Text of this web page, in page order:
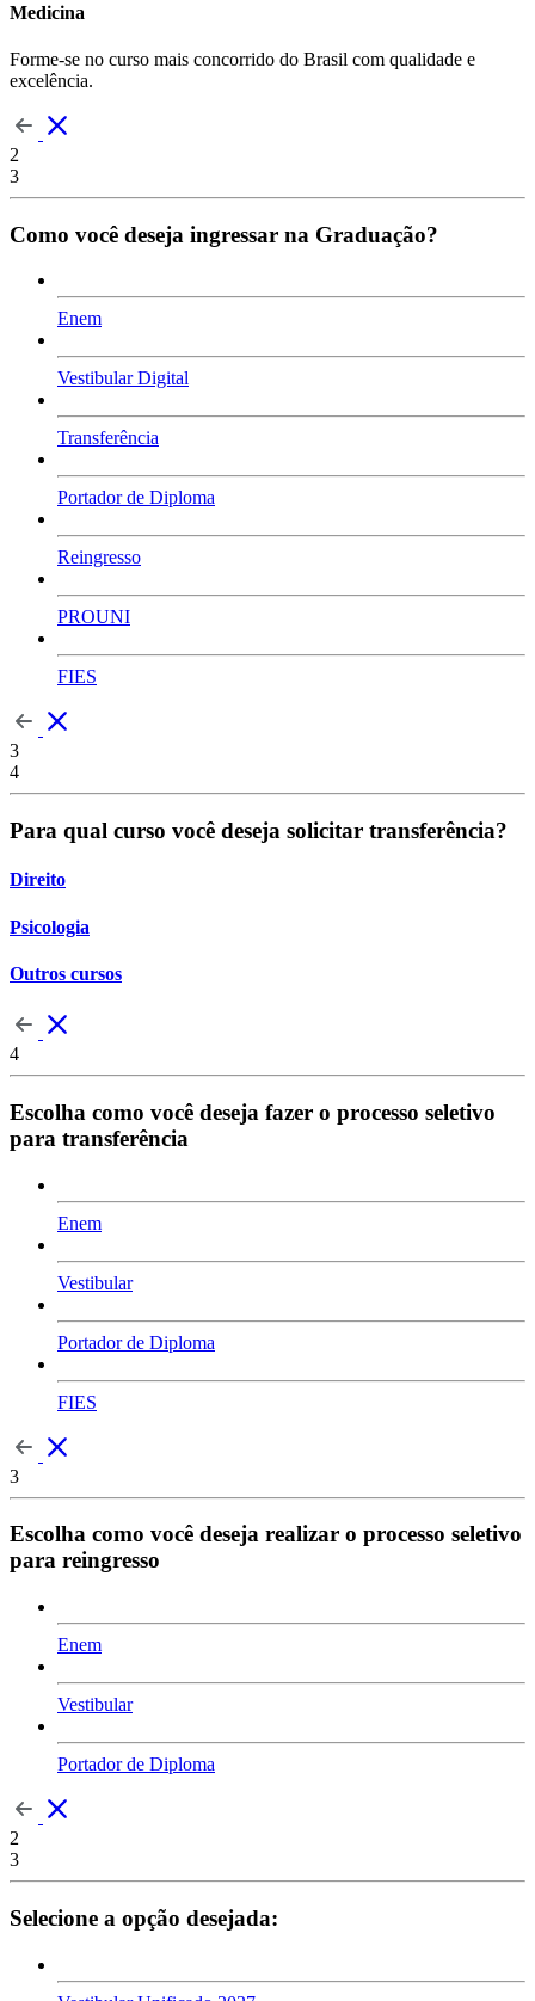
Medicina
Forme-se no curso mais concorrido do Brasil com qualidade e
excelência.
2
3
Como você deseja ingressar na Graduação?
Enem
Vestibular Digital
Transferência
Portador de Diploma
Reingresso
PROUNI
FIES
3
4
Para qual curso você deseja solicitar transferência?
Direito
Psicologia
Outros cursos
4
Escolha como você deseja fazer o processo seletivo
para transferência
Enem
Vestibular
Portador de Diploma
FIES
3
Escolha como você deseja realizar o processo seletivo
para reingresso
Enem
Vestibular
Portador de Diploma
2
3
Selecione a opção desejada: